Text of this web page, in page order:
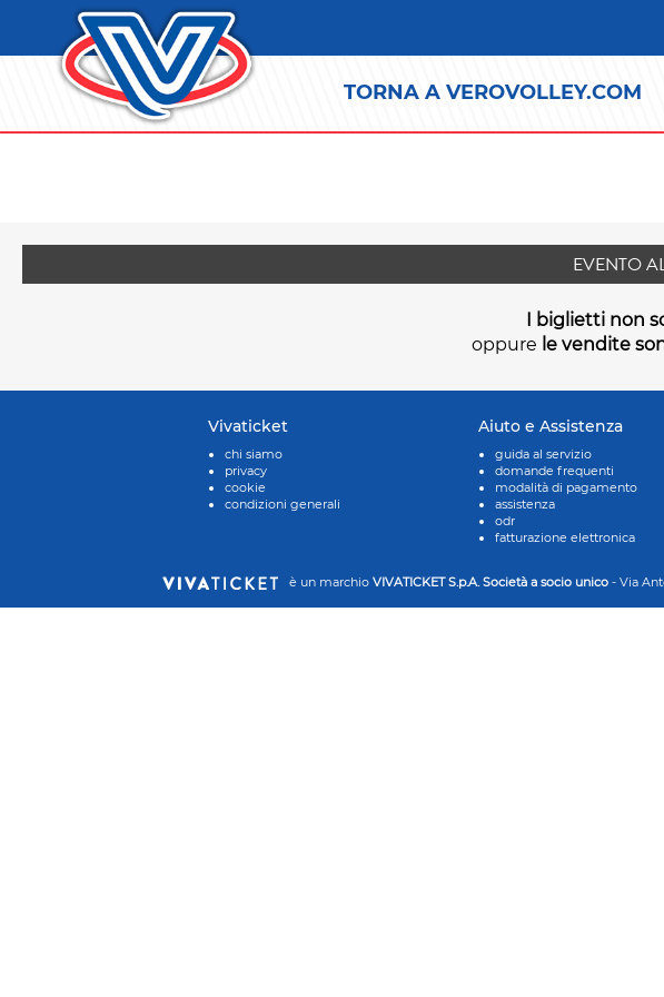
TORNA A VEROVOLLEY.COM
EVENTO
I biglietti non
oppure le vendite
Vivaticket
chi siamo
privacy
cookie
condizioni generali
Aiuto e Assistenza
guida al servizio
domande frequenti
modalità di pagamento
assistenza
odr
fatturazione elettronica
è un marchio VIVATICKET S.p.A. Società a socio unico- Via